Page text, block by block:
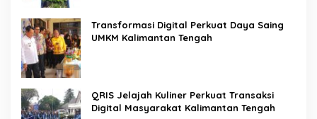
Transformasi Digital Perkuat Daya Saing
UMKM Kalimantan Tengah
QRIS Jelajah Kuliner Perkuat Transaksi
Digital Masyarakat Kalimantan Tengah